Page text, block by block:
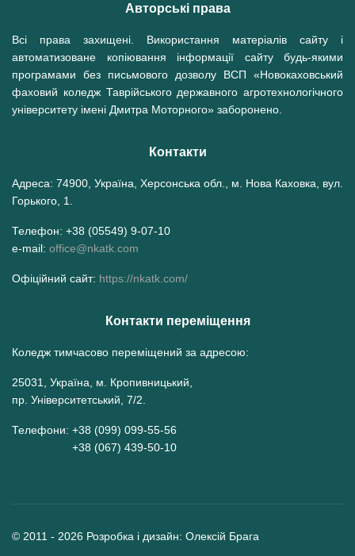
Авторські права
Всі права захищені. Використання матеріалів сайту і
автоматизоване копіювання інформації сайту будь-якими
програмами без письмового дозволу ВСП «Новокаховський
фаховий коледж Таврійського державного агротехнологічного
університету імені Дмитра Моторного» заборонено.
Контакти
Адреса: 74900, Україна, Херсонська обл., м. Нова Каховка, вул.
Горького, 1.
Телефон: +38 (05549) 9-07-10
e-mail: office@nkatk.com
Офіційний сайт: https://nkatk.com/
Контакти переміщення
Коледж тимчасово переміщений за адресою:
25031, Україна, м. Кропивницький,
пр. Університетський, 7/2.
Телефони: +38 (099) 099-55-56
+38 (067) 439-50-10
© 2011 - 2026 Розробка і дизайн: Олексій Брага